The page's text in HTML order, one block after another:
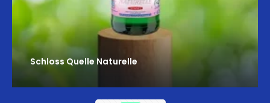
Schloss Quelle Naturelle